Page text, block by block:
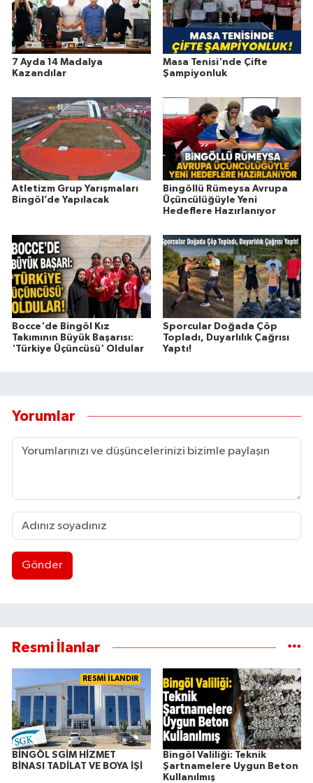
7 Ayda 14 Madalya
Kazandılar
Masa Tenisi'nde Çifte
Şampiyonluk
Atletizm Grup Yarışmaları
Bingöl’de Yapılacak
Bingöllü Rümeysa Avrupa
Üçüncülüğüyle Yeni
Hedeflere Hazırlanıyor
Bocce'de Bingöl Kız
Takımının Büyük Başarısı:
'Türkiye Üçüncüsü' Oldular
Sporcular Doğada Çöp
Topladı, Duyarlılık Çağrısı
Yaptı!
Yorumlar
Gönder
Resmi İlanlar
RESMİ İLANDIR
BİNGÖL SGİM HİZMET
BİNASI TADİLAT VE BOYA İŞİ
Bingöl Valiliği: Teknik
Şartnamelere Uygun Beton
Kullanılmış